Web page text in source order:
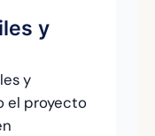
y
y
el proyecto